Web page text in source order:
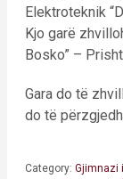
Elektroteknik
Kjo garë
Bosko” –
Gara do të
do të
Category: Gjimnazi